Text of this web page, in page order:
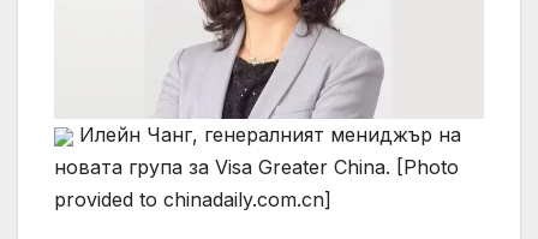
Илейн Чанг, генералният мениджър на
новата група за Visa Greater China. [Photo
provided to chinadaily.com.cn]